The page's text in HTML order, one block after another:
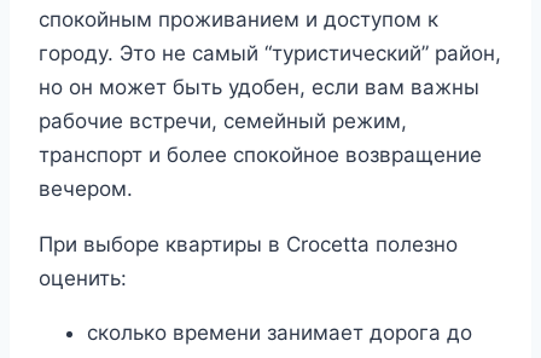
спокойным проживанием и доступом к
городу. Это не самый “туристический” район,
но он может быть удобен, если вам важны
рабочие встречи, семейный режим,
транспорт и более спокойное возвращение
вечером.
При выборе квартиры в Crocetta полезно
оценить:
сколько времени занимает дорога до